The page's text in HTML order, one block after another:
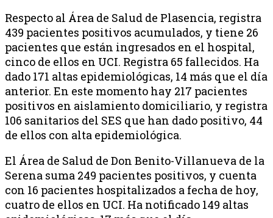
Respecto al Área de Salud de Plasencia, registra
439 pacientes positivos acumulados, y tiene 26
pacientes que están ingresados en el hospital,
cinco de ellos en UCI. Registra 65 fallecidos. Ha
dado 171 altas epidemiológicas, 14 más que el día
anterior. En este momento hay 217 pacientes
positivos en aislamiento domiciliario, y registra
106 sanitarios del SES que han dado positivo, 44
de ellos con alta epidemiológica.
El Área de Salud de Don Benito-Villanueva de la
Serena suma 249 pacientes positivos, y cuenta
con 16 pacientes hospitalizados a fecha de hoy,
cuatro de ellos en UCI. Ha notificado 149 altas